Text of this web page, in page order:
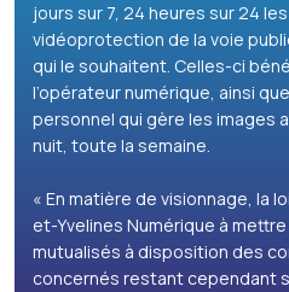
jours sur 7, 24 heures sur 24
vidéoprotection de la voie
qui le souhaitent. Celles-ci
l’opérateur numérique, ainsi
personnel qui gère les images
nuit, toute la semaine.
« En matière de visionnage, la
et-Yvelines Numérique à
mutualisés à disposition des
concernés restant cependant